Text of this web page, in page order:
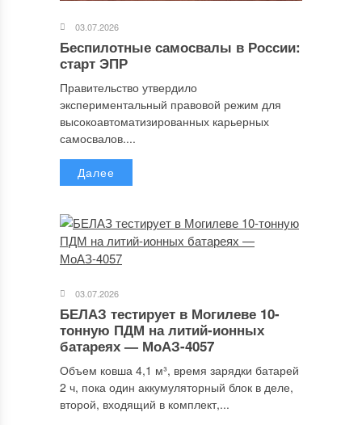
03.07.2026
Беспилотные самосвалы в России:
старт ЭПР
Правительство утвердило
экспериментальный правовой режим для
высокоавтоматизированных карьерных
самосвалов....
Далее
03.07.2026
БЕЛАЗ тестирует в Могилеве 10-
тонную ПДМ на литий-ионных
батареях — МоАЗ-4057
Объем ковша 4,1 м³, время зарядки батарей
2 ч, пока один аккумуляторный блок в деле,
второй, входящий в комплект,...